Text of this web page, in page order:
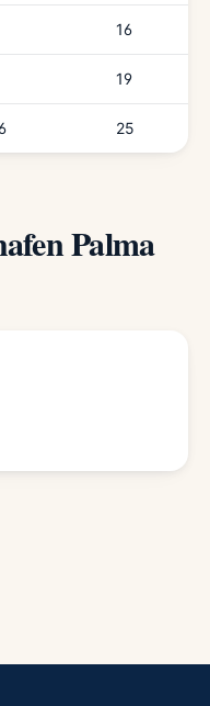
16
19
25
Palma